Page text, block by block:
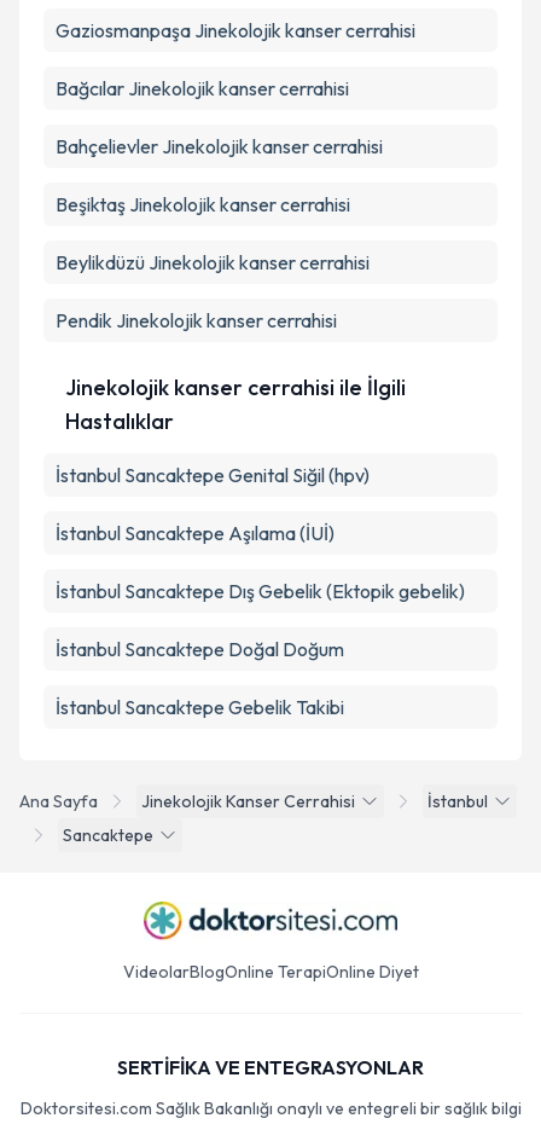
Ana Sayfa Jinekolojik Kanser Cerrahisi
İstanbul
Sancaktepe
Gaziosmanpaşa Jinekolojik kanser cerrahisi
Bağcılar Jinekolojik kanser cerrahisi
Bahçelievler Jinekolojik kanser cerrahisi
Beşiktaş Jinekolojik kanser cerrahisi
Beylikdüzü Jinekolojik kanser cerrahisi
Pendik Jinekolojik kanser cerrahisi
Jinekolojik kanser cerrahisi ile İlgili
Hastalıklar
İstanbul Sancaktepe Genital Siğil (hpv)
İstanbul Sancaktepe Aşılama (İUİ)
İstanbul Sancaktepe Dış Gebelik (Ektopik gebelik)
İstanbul Sancaktepe Doğal Doğum
İstanbul Sancaktepe Gebelik Takibi
VideolarBlogOnline TerapiOnline Diyet
SERTİFİKA VE ENTEGRASYONLAR
Doktorsitesi.com Sağlık Bakanlığı onaylı ve entegreli bir sağlık bilgi